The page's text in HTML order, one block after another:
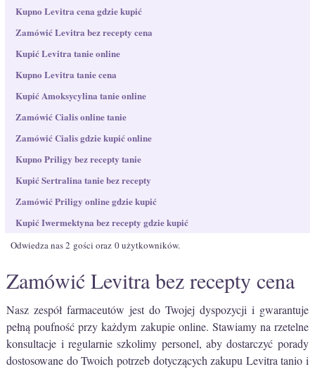
Kupno Levitra cena gdzie kupić
Zamówić Levitra bez recepty cena
Kupić Levitra tanie online
Kupno Levitra tanie cena
Kupić Amoksycylina​ tanie online
Zamówić Cialis online tanie
Zamówić Cialis gdzie kupić online
Kupno Priligy bez recepty tanie
Kupić Sertralina tanie bez recepty
Zamówić Priligy online gdzie kupić
Kupić Iwermektyna​ bez recepty gdzie kupić
Odwiedza nas 2 gości oraz 0 użytkowników.
Zamówić Levitra bez recepty cena
Nasz zespół farmaceutów jest do Twojej dyspozycji i gwarantuje
pełną poufność przy każdym zakupie online. Stawiamy na rzetelne
konsultacje i regularnie szkolimy personel, aby dostarczyć porady
dostosowane do Twoich potrzeb dotyczących zakupu Levitra tanio i